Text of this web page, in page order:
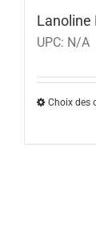
Lanoline
UPC: N/A
Choix des